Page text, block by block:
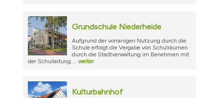
Grundschule Niederheide
Aufgrund der vorranigen Nutzung durch die
Schule erfolgt die Vergabe von Schulräumen
durch die Stadtverwaltung im Benehmen mit
der Schulleitung.... weiter
Kulturbahnhof